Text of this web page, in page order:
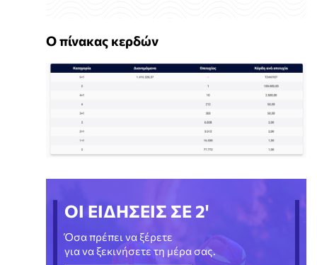
Ο πίνακας κερδών
ΟΙ ΕΙΔΗΣΕΙΣ ΣΕ 2'
Όσα πρέπει να ξέρετε
για να ξεκινήσετε τη μέρα σας.